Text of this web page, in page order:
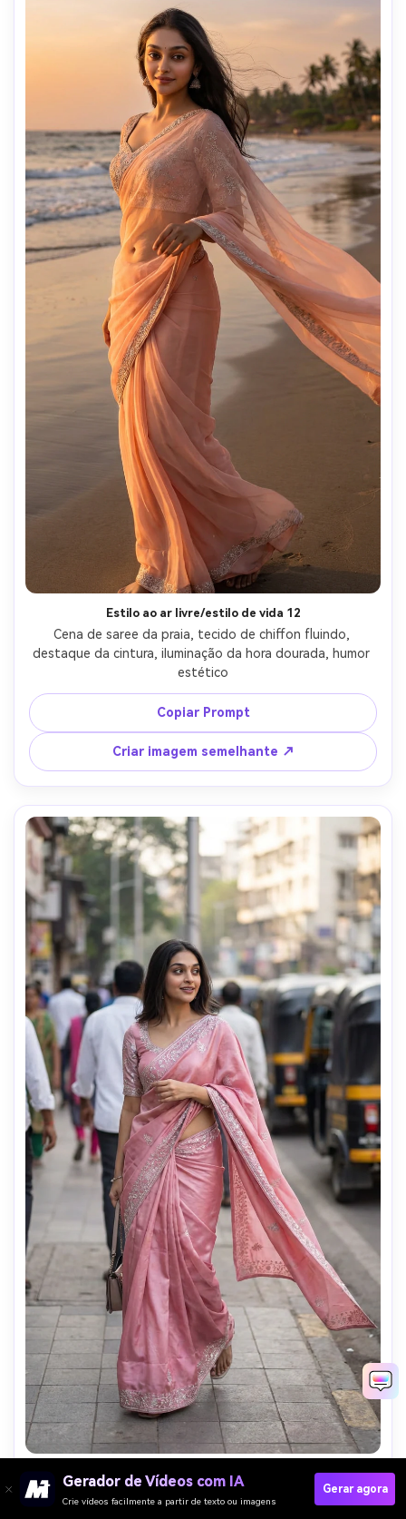
Estilo ao ar livre/estilo de vida 12
Cena de saree da praia, tecido de chiffon fluindo,
destaque da cintura, iluminação da hora dourada, humor
estético
Copiar Prompt
Criar imagem semelhante ↗
Ao ar livre/estilo de vida 13
Rua candid saree olhar, caminhada pose, foco natural da
Gerador de Vídeos com IA
Crie vídeos facilmente a partir de texto ou imagens
Gerar agora